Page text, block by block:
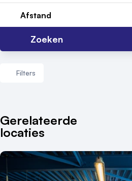
Afstand
Zoeken
Filters
Aantal zalen
1 - 5 zalen
10 of meer zalen
Aantal personen
Gerelateerde
locaties